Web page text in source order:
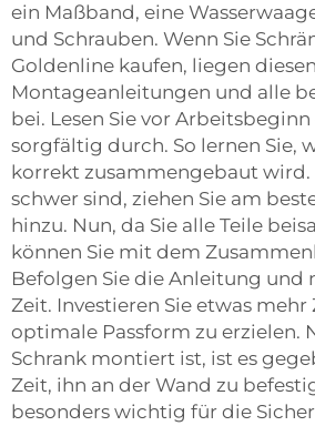
ein Maßband, eine
und Schrauben. Wenn Sie
Goldenline kaufen, liegen
Montageanleitungen und alle
bei. Lesen Sie vor
sorgfältig durch. So lernen Sie,
korrekt zusammengebaut wird.
schwer sind, ziehen Sie am
hinzu. Nun, da Sie alle Teile
können Sie mit dem
Befolgen Sie die Anleitung und
Zeit. Investieren Sie etwas mehr
optimale Passform zu erzielen.
Schrank montiert ist, ist es
Zeit, ihn an der Wand zu
besonders wichtig für die